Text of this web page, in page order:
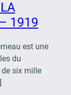
1919
est une
du
six mille